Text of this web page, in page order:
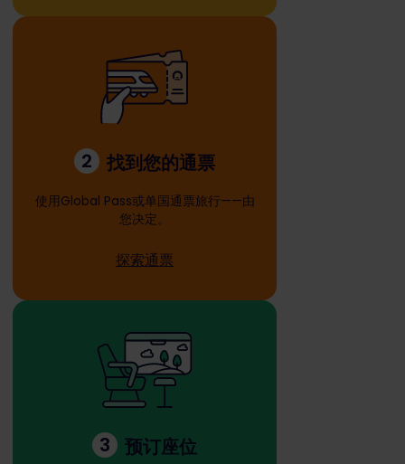
2 找到您的通票
使用Global Pass或单国通票旅行——由
您决定。
探索通票
3 预订座位